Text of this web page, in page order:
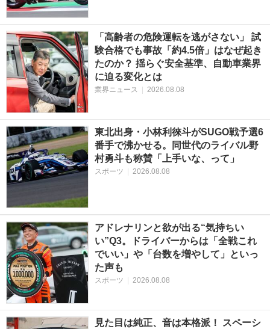
「高齢者の危険運転を逃がさない」 試
験合格でも事故「約4.5倍」はなぜ起き
たのか？ 揺らぐ安全基準、自動車業界
に迫る変化とは
業界ニュース 2026.08.08
東北出身・小林利徠斗がSUGO戦予選6
番手で沸かせる。同世代のライバル野
村勇斗も称賛「上手いな、って」
スポーツ 2026.08.08
アドレナリンと欲が出る“気持ちい
い”Q3。ドライバーからは「全戦これ
でいい」や「台数を増やして」といっ
た声も
スポーツ 2026.08.08
見た目は純正、音は本格派！ スペーシ